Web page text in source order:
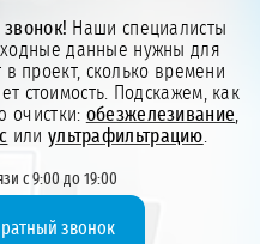
Наши специалисты
данные нужны для
проект, сколько времени
стоимость. Подскажем, как
очистки: обезжелезивание
или ультрафильтрацию
с 9:00 до 19:00
звонок